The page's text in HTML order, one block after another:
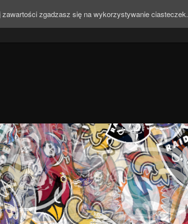
zgadzasz się na wykorzystywanie ciasteczek.